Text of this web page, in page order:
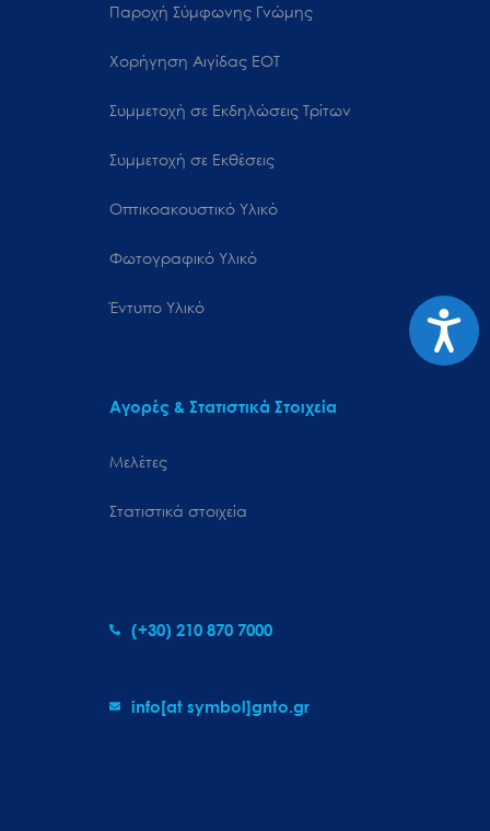
Παροχή Σύμφωνης Γνώμης
Χορήγηση Αιγίδας ΕΟΤ
Συμμετοχή σε Εκδηλώσεις Τρίτων
Συμμετοχή σε Εκθέσεις
Οπτικοακουστικό Υλικό
Φωτογραφικό Υλικό
Έντυπο Υλικό
Αγορές & Στατιστικά Στοιχεία
Μελέτες
Στατιστικά στοιχεία
(+30) 210 870 7000
info[at symbol]gnto.gr